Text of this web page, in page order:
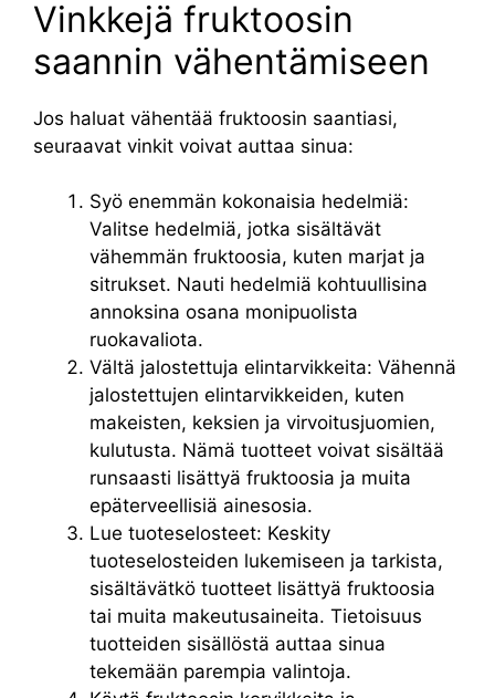
Vinkkejä fruktoosin
saannin vähentämiseen
Jos haluat vähentää fruktoosin saantiasi,
seuraavat vinkit voivat auttaa sinua:
Syö enemmän kokonaisia hedelmiä:
Valitse hedelmiä, jotka sisältävät
vähemmän fruktoosia, kuten marjat ja
sitrukset. Nauti hedelmiä kohtuullisina
annoksina osana monipuolista
ruokavaliota.
Vältä jalostettuja elintarvikkeita: Vähennä
jalostettujen elintarvikkeiden, kuten
makeisten, keksien ja virvoitusjuomien,
kulutusta. Nämä tuotteet voivat sisältää
runsaasti lisättyä fruktoosia ja muita
epäterveellisiä ainesosia.
Lue tuoteselosteet: Keskity
tuoteselosteiden lukemiseen ja tarkista,
sisältävätkö tuotteet lisättyä fruktoosia
tai muita makeutusaineita. Tietoisuus
tuotteiden sisällöstä auttaa sinua
tekemään parempia valintoja.